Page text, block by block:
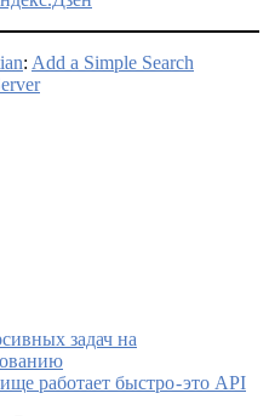
: Add a Simple Search
задач на
работает быстро - это API